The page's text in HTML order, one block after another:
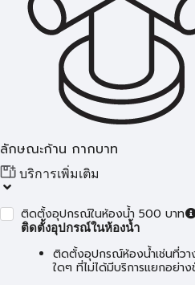
ลักษณะก้าน กากบาท
บริการเพิ่มเติม
ติดตั้งอุปกรณ์ในห้องน้ำ 500 บาท
ติดตั้งอุปกรณ์ในห้องน้ำ
ติดตั้งอุปกรณ์ห้องน้ำเช่นที่ว
ใดๆ ที่ไม่ได้มีบริการแยกอย่าง